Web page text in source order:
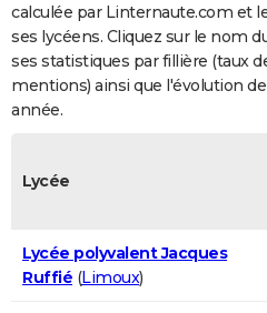
S'inscrire
Se connecter
Lycées
Collèges
Primaires
Universités
Entreprises
Service militaire
Avis de recherche
AVIS DE DÉCÈS
FORUM
Bricolage
Lifestyle
Culture
Sport
Auto
Television
Voyage
Cinema
calculée par Linternaute.com et
ses lycéens. Cliquez sur le nom
ses statistiques par fillière (taux
mentions) ainsi que l'évolution
année.
Lycée
Lycée polyvalent Jacques
Ruffié (Limoux)